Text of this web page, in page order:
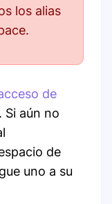
los alias
de
. Si aún no
de
uno a su